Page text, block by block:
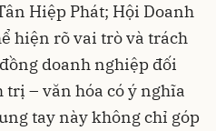
Hiệp Phát; Hội Doanh
hiện rõ vai trò và trách
doanh nghiệp đối
– văn hóa có ý nghĩa
tay này không chỉ góp